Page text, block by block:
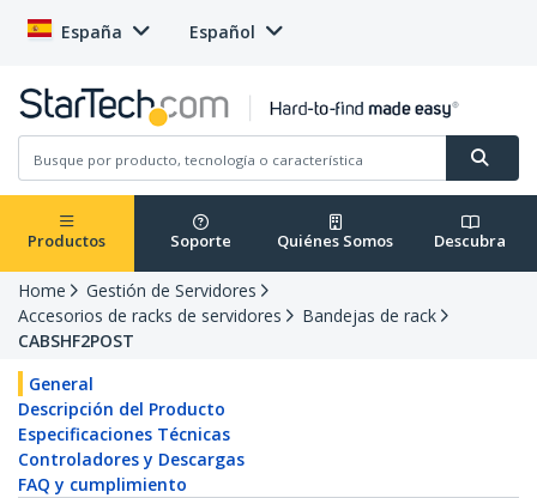
España Español
Productos Soporte Quiénes Somos Descubra
Home
Gestión de Servidores
Accesorios de racks de servidores
Bandejas de rack
CABSHF2POST
General
Descripción del Producto
Especificaciones Técnicas
Controladores y Descargas
FAQ y cumplimiento